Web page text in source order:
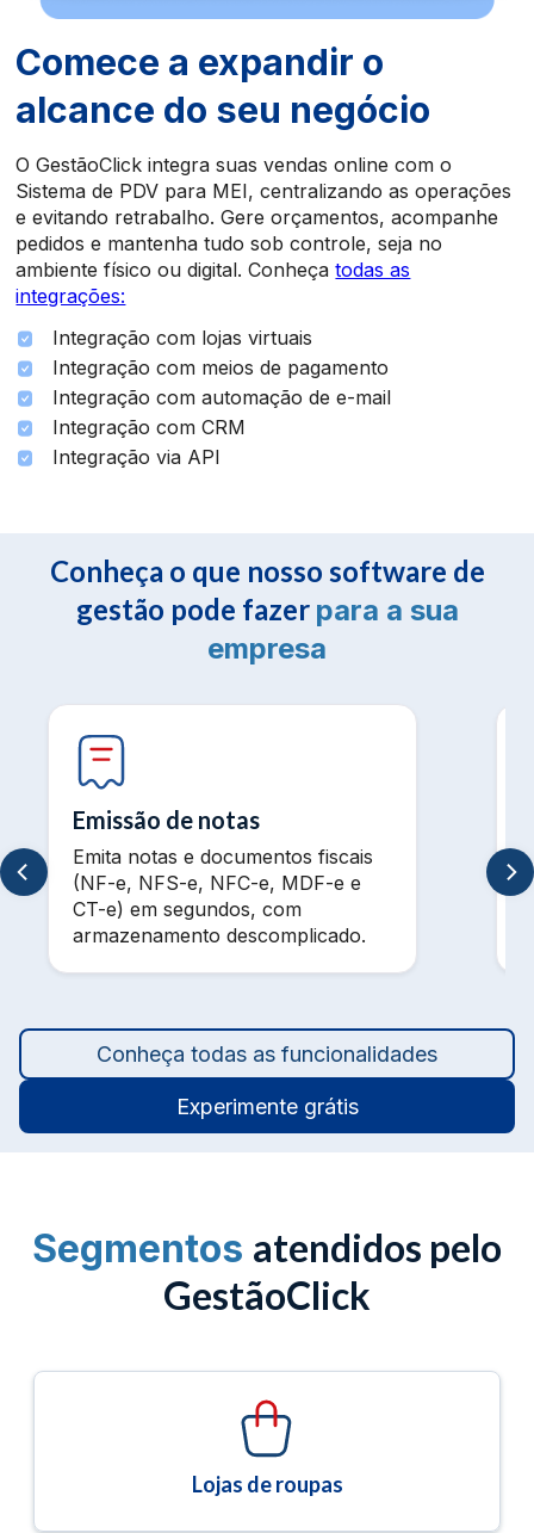
Comece a expandir o
alcance do seu negócio
O GestãoClick integra suas vendas online com o
Sistema de PDV para MEI, centralizando as operações
e evitando retrabalho. Gere orçamentos, acompanhe
pedidos e mantenha tudo sob controle, seja no
ambiente físico ou digital. Conheçatodas as
integrações:
Integração com lojas virtuais
Integração com meios de pagamento
Integração com automação de e-mail
Integração com CRM
Integração via API
Conheça o que nosso software de
gestão pode fazer para a sua
empresa
Emissão de notas
Emita notas e documentos fiscais
(NF-e, NFS-e, NFC-e, MDF-e e
CT-e) em segundos, com
armazenamento descomplicado.
Conheça todas as funcionalidades
Experimente grátis
Segmentos atendidos pelo
GestãoClick
Lojas de roupas